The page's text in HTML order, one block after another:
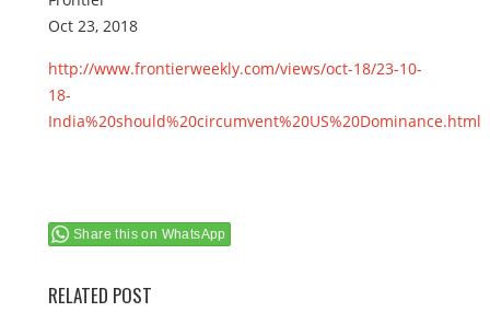
Oct 23, 2018
http://www.frontierweekly.com/views/oct-18/23-10-
18-
India%20should%20circumvent%20US%20Dominance.html
Share this on WhatsApp
RELATED POST